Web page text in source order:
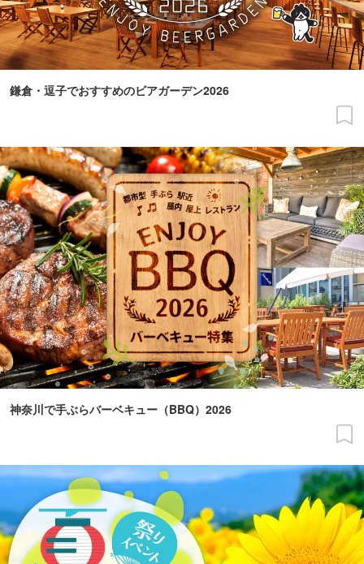
鎌倉・逗子でおすすめのビアガーデン2026
神奈川で手ぶらバーベキュー（BBQ）2026